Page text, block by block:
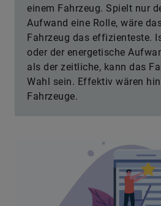
einem Fahrzeug. Spielt nur
Aufwand eine Rolle, wäre
Fahrzeug das effizienteste.
oder der energetische
als der zeitliche, kann das
Wahl sein. Effektiv wären
Fahrzeuge.